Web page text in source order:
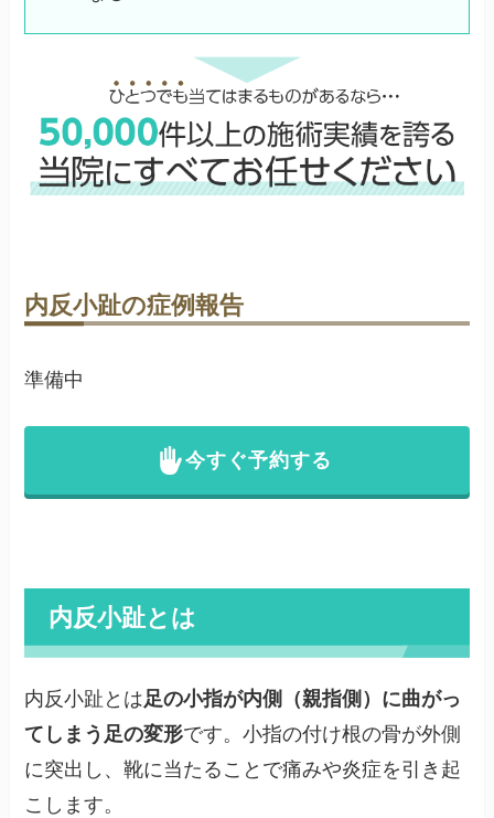
内反小趾の症例報告
準備中
今すぐ予約する
内反小趾とは
内反小趾とは足の小指が内側（親指側）に曲がっ
てしまう足の変形です。小指の付け根の骨が外側
に突出し、靴に当たることで痛みや炎症を引き起
こします。